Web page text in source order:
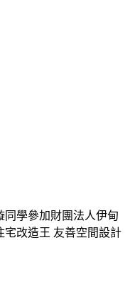
同學參加財團法人伊甸
宅改造王 友善空間設計